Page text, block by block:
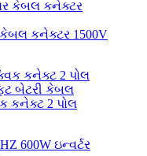
કેબલ કનેક્ટર 1500V
કનેક્ટ 2 પોલ